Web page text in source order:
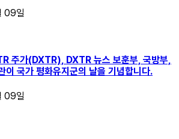
09일
주가(DXTR), DXTR 뉴스 보훈부, 국방부,
이 국가 평화유지군의 날을 기념합니다.
09일